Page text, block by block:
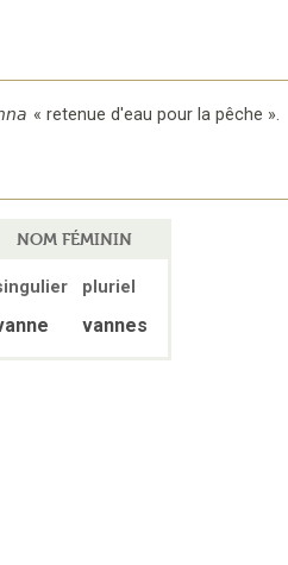
« retenue d'eau pour la pêche ».
NOM FÉMININ
pluriel
vannes